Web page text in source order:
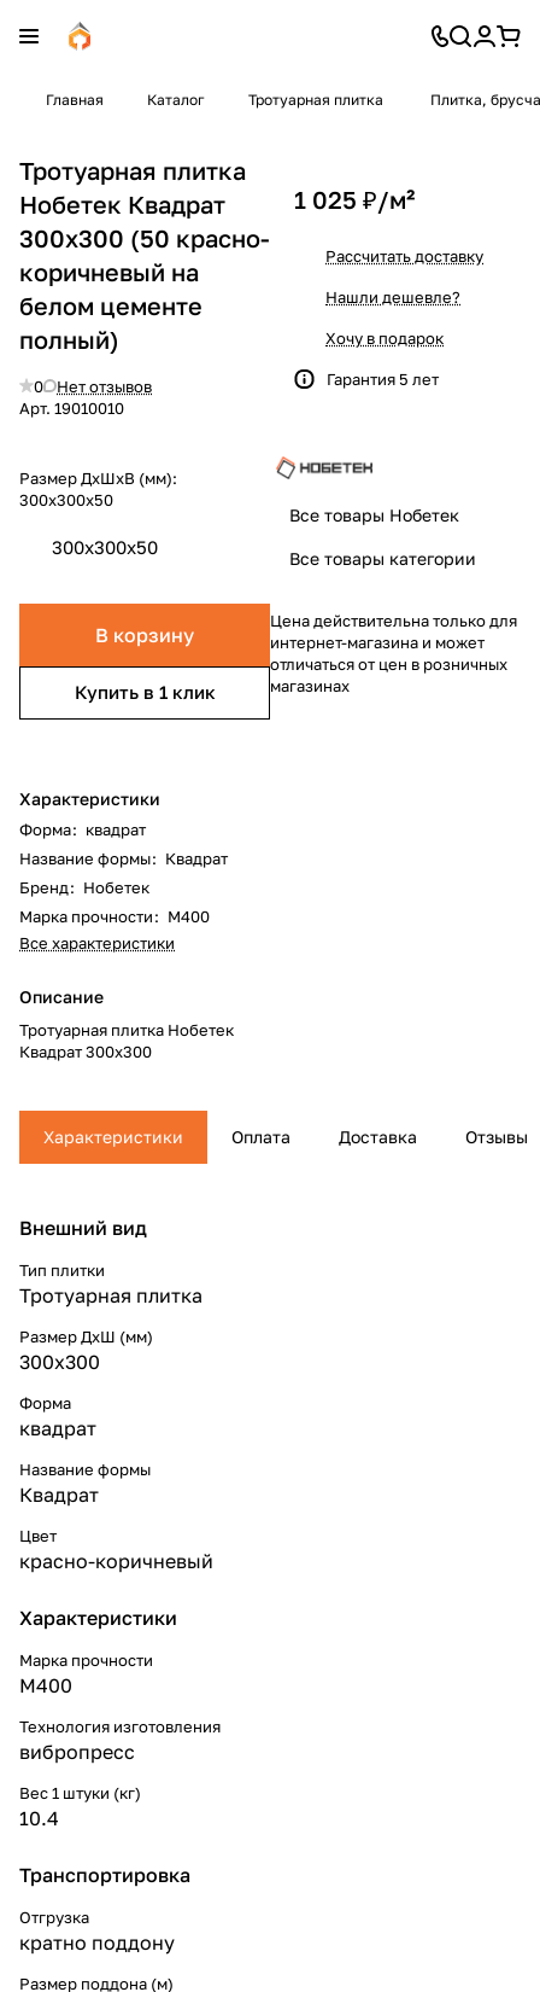
Главная Каталог Тротуарная плитка Плитка,
Тротуарная плитка
Нобетек Квадрат
300x300 (50 красно-
коричневый на
белом цементе
полный)
0
Нет отзывов
Арт. 19010010
Размер ДхШхВ (мм):
300x300x50
300x300x50
В корзину
Купить в 1 клик
Характеристики
Форма: квадрат
Название формы: Квадрат
Бренд: Нобетек
Марка прочности: М400
Все характеристики
Описание
Тротуарная плитка Нобетек
Квадрат 300x300
1 025 ₽/м²
Рассчитать доставку
Нашли дешевле?
Хочу в подарок
Гарантия 5 лет
Все товары Нобетек
Все товары категории
Цена действительна только для
интернет-магазина и может
отличаться от цен в розничных
магазинах
Характеристики Оплата Доставка Отзывы
Внешний вид
Тип плитки
Тротуарная плитка
Размер ДхШ (мм)
300x300
Форма
квадрат
Название формы
Квадрат
Цвет
красно-коричневый
Характеристики
Марка прочности
М400
Технология изготовления
вибропресс
Вес 1 штуки (кг)
10.4
Транспортировка
Отгрузка
кратно поддону
Размер поддона (м)